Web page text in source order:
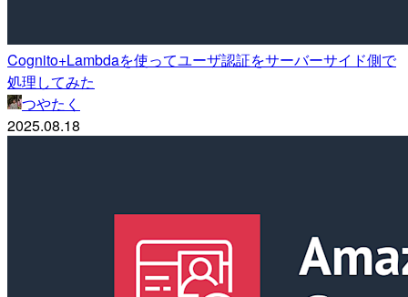
Cognito+Lambdaを使ってユーザ認証をサーバーサイド側で
処理してみた
つやたく
2025.08.18